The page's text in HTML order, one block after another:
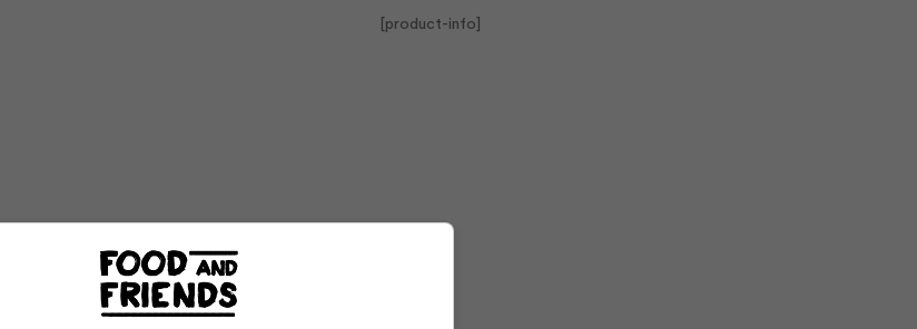
[product-info]